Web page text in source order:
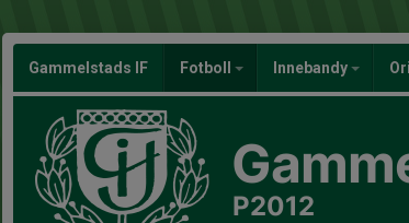
Gammelstads IF Fotboll Innebandy
P2012